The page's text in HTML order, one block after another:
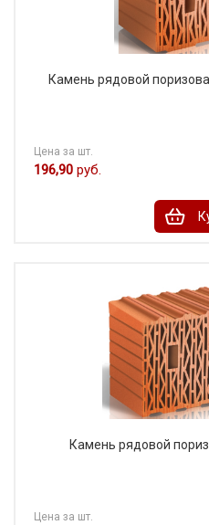
Камень рядовой
Цена за шт.
196,90 руб.
Камень рядовой
Цена за шт.